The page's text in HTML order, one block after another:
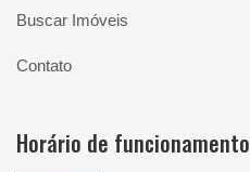
Buscar Imóveis
Contato
Horário de funcionamento